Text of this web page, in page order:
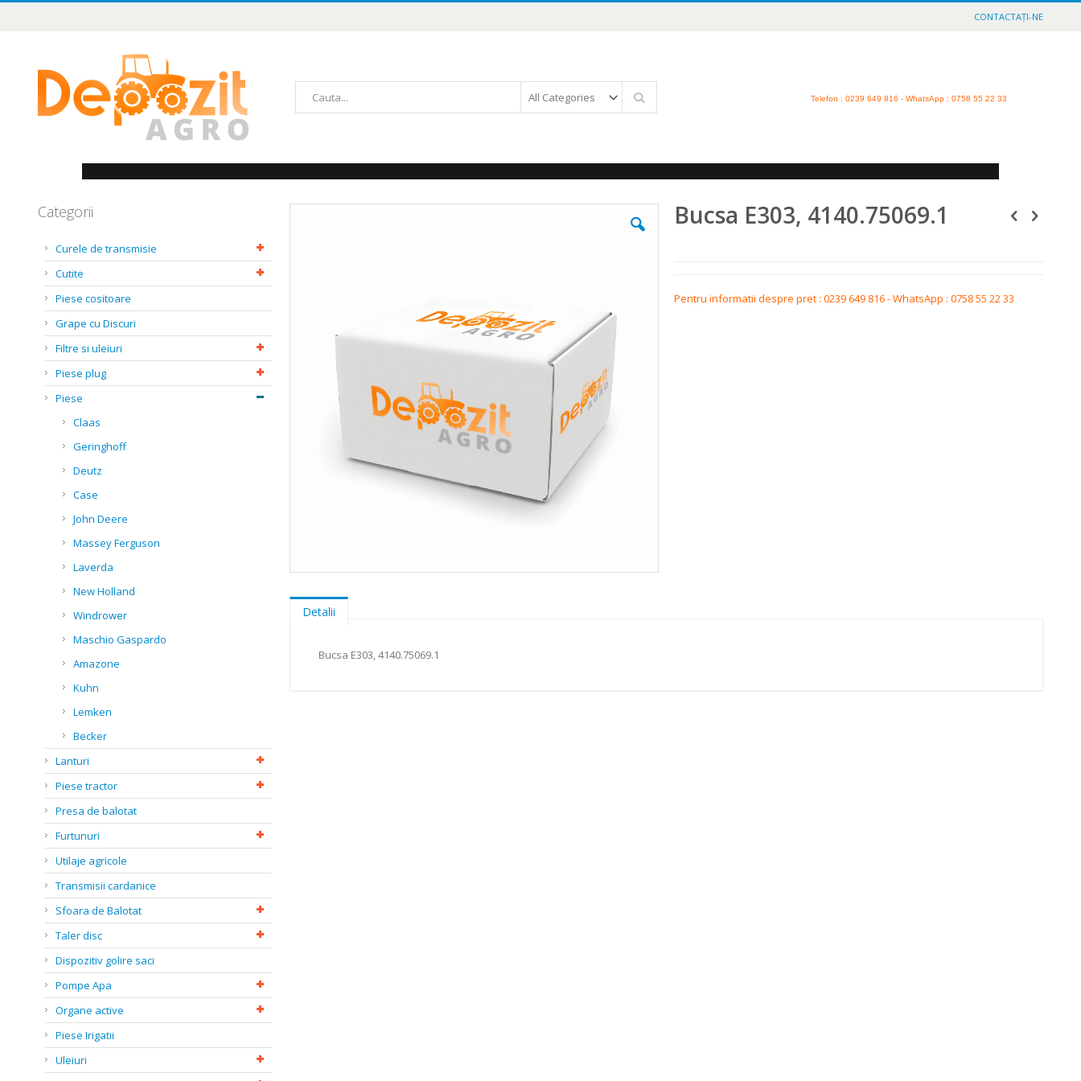
CONTACTAȚI-NE
Căutare
Telefon : 0239 649 816 - WhatsApp : 0758 55 22 33
to
the
Bucsa E303, 4140.75069.1
Pentru informatii despre pret : 0239 649 816 - WhatsApp : 0758 55 22 33
Detalii
Bucsa E303, 4140.75069.1
Categorii
Curele de transmisie
Cutite
Piese cositoare
Grape cu Discuri
Filtre si uleiuri
Piese plug
Piese
Claas
Geringhoff
Deutz
Case
John Deere
Massey Ferguson
Laverda
New Holland
Windrower
Maschio Gaspardo
Amazone
Kuhn
Lemken
Becker
Lanturi
Piese tractor
Presa de balotat
Furtunuri
Utilaje agricole
Transmisii cardanice
Sfoara de Balotat
Taler disc
Dispozitiv golire saci
Pompe Apa
Organe active
Piese Irigatii
Uleiuri